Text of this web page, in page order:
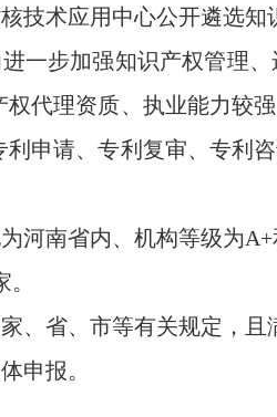
技术应用中心公开遴选知
一步加强知识产权管理
代理资质、执业能力较
申请、专利复审、专利
河南省内、机构等级为A+
、省、市等有关规定，且
申报。